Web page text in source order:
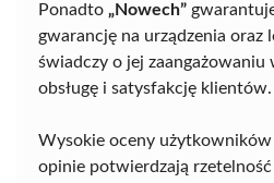
Ponadto „Nowech”
gwarancję na urządzenia oraz
świadczy o jej zaangażowaniu
obsługę i satysfakcję klientów.
Wysokie oceny
opinie potwierdzają